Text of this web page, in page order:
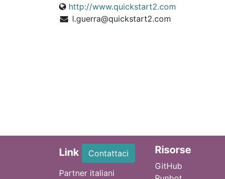
http://www.quickstart2.com
l.guerra@quickstart2.com
Link
Contattaci
Partner italiani
Risorse
GitHub